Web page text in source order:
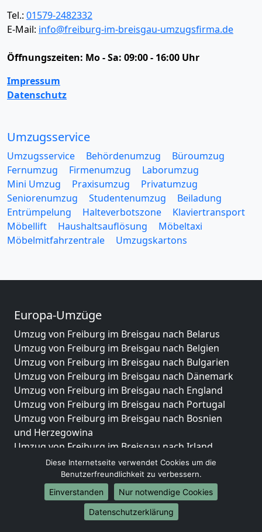
Tel.: 01579-2482332
E-Mail: info@freiburg-im-breisgau-umzugsfirma.de
Öffnungszeiten: Mo - Sa: 09:00 - 16:00 Uhr
Impressum
Datenschutz
Umzugsservice
Umzugsservice Behördenumzug
Büroumzug
Fernumzug
Firmenumzug
Laborumzug
Mini Umzug
Praxisumzug
Privatumzug
Seniorenumzug
Studentenumzug
Beiladung
Entrümpelung
Halteverbotszone
Klaviertransport
Möbellift
Haushaltsauflösung
Möbeltaxi
Möbelmitfahrzentrale
Umzugskartons
Europa-Umzüge
Umzug von Freiburg im Breisgau nach Belarus
Umzug von Freiburg im Breisgau nach Belgien
Umzug von Freiburg im Breisgau nach Bulgarien
Umzug von Freiburg im Breisgau nach Dänemark
Umzug von Freiburg im Breisgau nach England
Umzug von Freiburg im Breisgau nach Portugal
Umzug von Freiburg im Breisgau nach Bosnien
und Herzegowina
Umzug von Freiburg im Breisgau nach Irland
Umzug von Freiburg im Breisgau nach Lettland
Umzug von Freiburg im Breisgau nach Zypern
Umzug von Freiburg im Breisgau nach Kroatien
Umzug von Freiburg im Breisgau nach Estland
Umzug von Freiburg im Breisgau nach Finnland
Diese Internetseite verwendet Cookies um die
Benutzerfreundlichkeit zu verbessern.
Einverstanden
Nur notwendige Cookies
Datenschutzerklärung